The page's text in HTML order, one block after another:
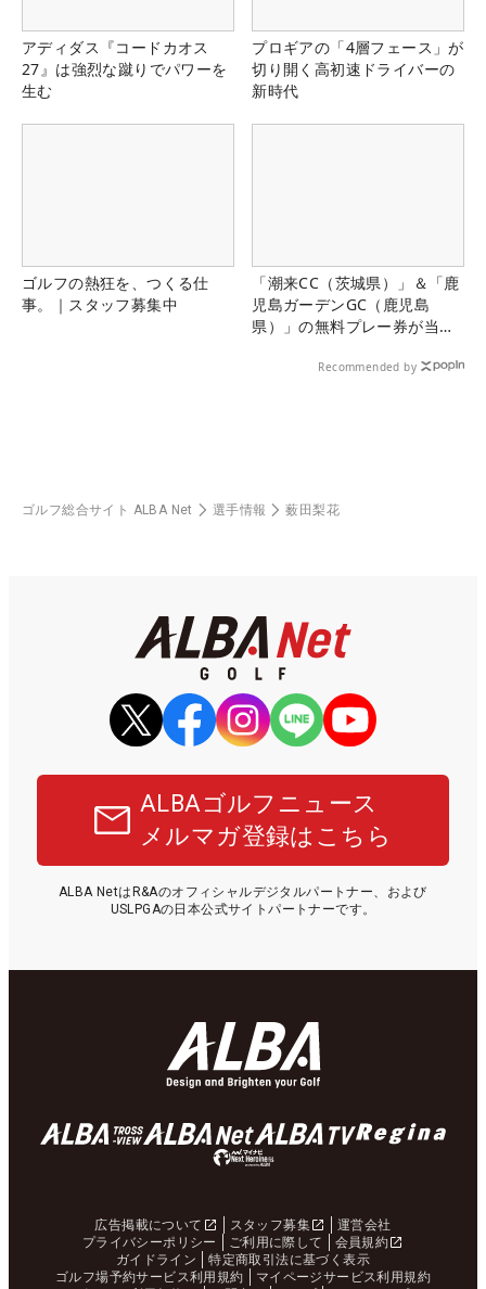
アディダス『コードカオス
27』は強烈な蹴りでパワーを
生む
プロギアの「4層フェース」が
切り開く高初速ドライバーの
新時代
ゴルフの熱狂を、つくる仕
事。｜スタッフ募集中
「潮来CC（茨城県）」＆「鹿
児島ガーデンGC（鹿児島
県）」の無料プレー券が当た
Recommended by
ゴルフ総合サイト ALBA Net 選手情報 薮田梨花
ALBAゴルフニュース
メルマガ登録はこちら
ALBA NetはR&Aのオフィシャルデジタルパートナー、および
USLPGAの日本公式サイトパートナーです。
広告掲載について スタッフ募集
運営会社
プライバシーポリシー
ご利用に際して
会員規約
ガイドライン
特定商取引法に基づく表示
ゴルフ場予約サービス利用規約
マイページサービス利用規約